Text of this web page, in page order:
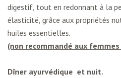
digestif, tout en redonnant à la
élasticité, grâce aux propriétés
huiles essentielles.
(non recommandé aux
Dîner ayurvédique et nuit.